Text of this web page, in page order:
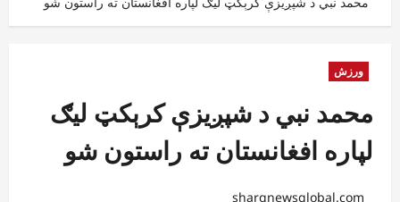
ورزش
محمد نبي د شپږیزې کرېکټ لیګ
لپاره افغانستان ته راستون شو
sharqnewsglobal.com